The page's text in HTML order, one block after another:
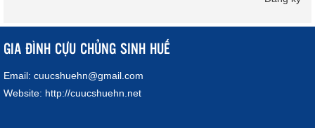
GIA ĐÌNH CỰU CHỦNG SINH HUẾ
Email: cuucshuehn@gmail.com
Website: http://cuucshuehn.net